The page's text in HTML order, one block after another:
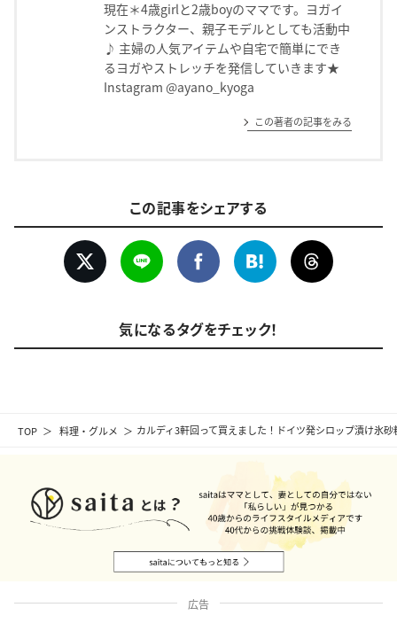
TOP 料理・グルメ カルディ3軒回って買えました！ドイツ発シロップ漬け氷
現在＊4歳girlと2歳boyのママです。ヨガイ
ンストラクター、親子モデルとしても活動中
♪ 主婦の人気アイテムや自宅で簡単にでき
るヨガやストレッチを発信していきます★
Instagram @ayano_kyoga
この著者の記事をみる
この記事をシェアする
気になるタグをチェック！
広告